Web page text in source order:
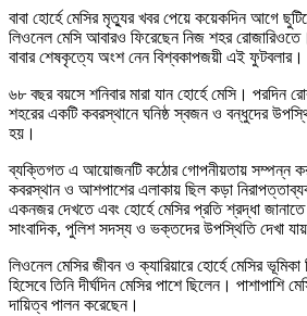
বাবা হোর্হে মেসির মৃত্যুর খবর পেয়ে কয়েকদিন আগে
লিওনেল মেসি আবারও ফিরেছেন নিজ শহর
বাবার শেষকৃত্যে অংশ নেন বিশ্বকাপজয়ী এই ফুটবলার।
৬৮ বছর বয়সে শনিবার মারা যান হোর্হে মেসি। পরদিন
শহরের একটি কবরস্থানে ঘনিষ্ঠ স্বজন ও বন্ধুদের
হয়।
ব্যক্তিগত এ আয়োজনটি কঠোর গোপনীয়তায় সম্পন্ন
কবরস্থান ও আশপাশের এলাকায় ছিল কড়া
একনজর দেখতে এবং হোর্হে মেসির প্রতি শ্রদ্ধা
সাংবাদিক, পুলিশ সদস্য ও ভক্তদের উপস্থিতি দেখা
লিওনেল মেসির জীবন ও ক্যারিয়ারে হোর্হে মেসির
হিসেবে তিনি দীর্ঘদিন মেসির পাশে ছিলেন। পাশাপাশি
দায়িত্ব পালন করেছেন।